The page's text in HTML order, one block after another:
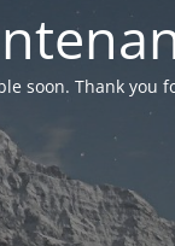
soon. Thank you